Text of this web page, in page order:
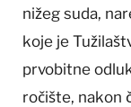
nižeg suda,
koje je
prvobitne
ročište, nakon